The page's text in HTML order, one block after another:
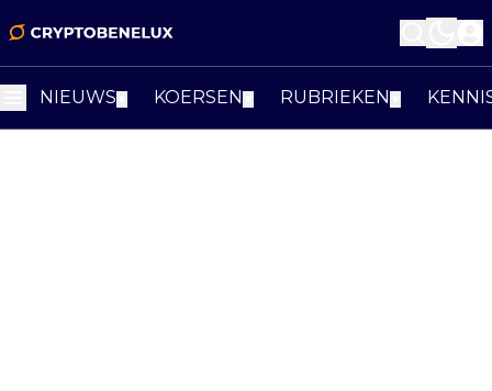
NIEUWS KOERSEN RUBRIEKEN